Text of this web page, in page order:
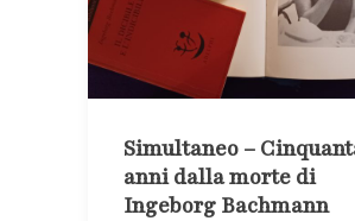
Simultaneo –
anni dalla morte di
Ingeborg Bachmann